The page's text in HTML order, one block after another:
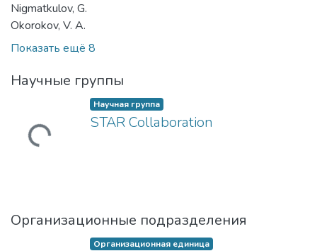
Nigmatkulov, G.
Okorokov, V. A.
Показать ещё 8
Научные группы
Загружается...
Научная группа
STAR Collaboration
Организационные подразделения
Организационная единица